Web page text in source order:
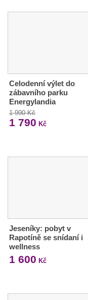
Celodenní výlet do
zábavního parku
Energylandia
1 990 Kč
1 790 Kč
Jeseníky: pobyt v
Rapotíně se snídaní i
wellness
1 600 Kč